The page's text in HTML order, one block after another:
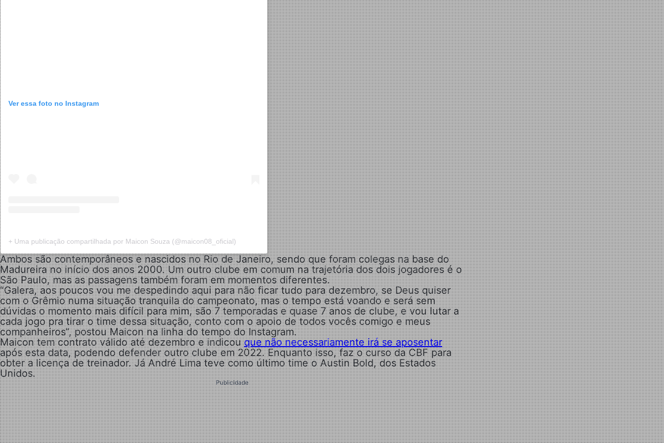
Ver essa foto no Instagram
+ Uma publicação compartilhada por Maicon Souza (@maicon08_oficial)
Ambos são contemporâneos e nascidos no Rio de Janeiro, sendo que foram colegas na base do
Madureira no início dos anos 2000. Um outro clube em comum na trajetória dos dois jogadores é o
São Paulo, mas as passagens também foram em momentos diferentes.
“Galera, aos poucos vou me despedindo aqui para não ficar tudo para dezembro, se Deus quiser
com o Grêmio numa situação tranquila do campeonato, mas o tempo está voando e será sem
dúvidas o momento mais difícil para mim, são 7 temporadas e quase 7 anos de clube, e vou lutar a
cada jogo pra tirar o time dessa situação, conto com o apoio de todos vocês comigo e meus
companheiros”, postou Maicon na linha do tempo do Instagram.
Maicon tem contrato válido até dezembro e indicouque não necessariamente irá se aposentar
após esta data, podendo defender outro clube em 2022. Enquanto isso, faz o curso da CBF para
obter a licença de treinador. Já André Lima teve como último time o Austin Bold, dos Estados
Unidos.
Publicidade